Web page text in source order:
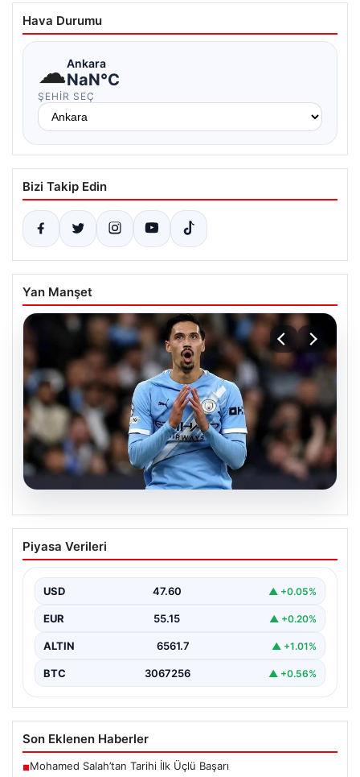
Hava Durumu
☁Ankara
NaN°C
ŞEHIR SEÇ
Bizi Takip Edin
Yan Manşet
04.08.2026
Galatasaray’da orta sahaya dev isim!
Manchester City’nin yıldızı Tijjani
Piyasa Verileri
USD 47.60 ▲ +0.05%
EUR 55.15 ▲ +0.20%
ALTIN 6561.7 ▲ +1.01%
BTC 3067256 ▲ +0.56%
Son Eklenen Haberler
■Mohamed Salah’tan Tarihi İlk Üçlü Başarı